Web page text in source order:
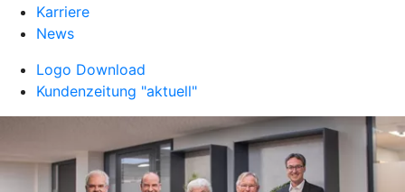
Karriere
News
Logo Download
Kundenzeitung "aktuell"